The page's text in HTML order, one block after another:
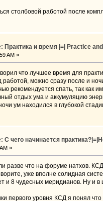
столбовой работой после
Практика и время |=| Practice
AM »
что лучшее время для
работой, можно сразу после и
рекомендуется спать, так
отдых ума и аккумуляцию
ум находился в глубокой
С чего начинается
»
разве что на форуме натхов.
уже вполне солидная
и 8 чудесных меридианов. Ну и в
первого уровня КСД я понял